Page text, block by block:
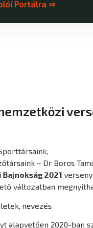
Portálra ⇒
– Dr Boros
2021
változatban
nevezés
alapvetően 2020-ban